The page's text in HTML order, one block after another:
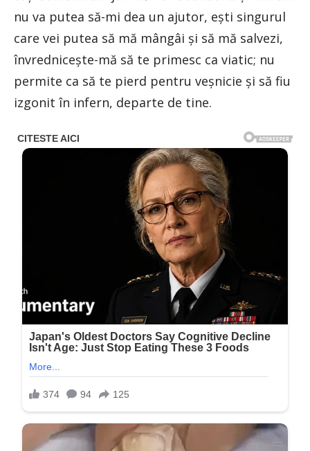
nu va putea să-mi dea un ajutor, eşti singurul
care vei putea să mă mângâi şi să mă salvezi,
învredniceşte-mă să te primesc ca viatic; nu
permite ca să te pierd pentru veşnicie şi să fiu
izgonit în infern, departe de tine.